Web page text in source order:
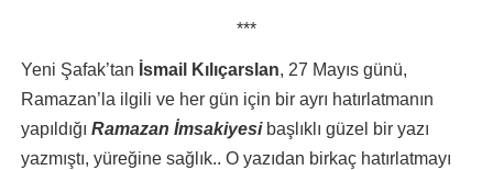
***
Yeni Şafak’tan İsmail Kılıçarslan, 27 Mayıs günü,
Ramazan’la ilgili ve her gün için bir ayrı hatırlatmanın
yapıldığı Ramazan İmsakiyesibaşlıklı güzel bir yazı
yazmıştı, yüreğine sağlık.. O yazıdan birkaç hatırlatmayı